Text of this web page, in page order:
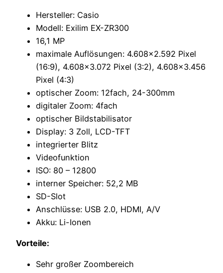
Hersteller: Casio
Modell: Exilim EX-ZR300
16,1 MP
maximale Auflösungen: 4.608×2.592 Pixel
(16:9), 4.608×3.072 Pixel (3:2), 4.608×3.456
Pixel (4:3)
optischer Zoom: 12fach, 24-300mm
digitaler Zoom: 4fach
optischer Bildstabilisator
Display: 3 Zoll, LCD-TFT
integrierter Blitz
Videofunktion
ISO: 80 – 12800
interner Speicher: 52,2 MB
SD-Slot
Anschlüsse: USB 2.0, HDMI, A/V
Akku: Li-Ionen
Vorteile:
Sehr großer Zoombereich